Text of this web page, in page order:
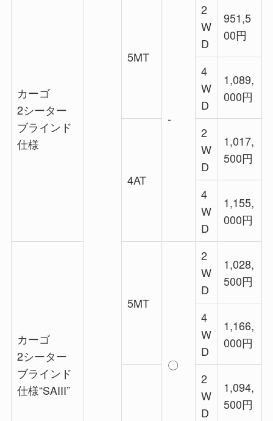
カーゴ
2シーター
ブラインド
仕様
5MT
‐
2
W
D
951,5
00円
4
W
D
1,089,
000円
4AT
2
W
D
1,017,
500円
4
W
D
1,155,
000円
カーゴ
2シーター
ブラインド
仕様“SAIII”
5MT
〇
2
W
D
1,028,
500円
4
W
D
1,166,
000円
2
W
D
1,094,
500円